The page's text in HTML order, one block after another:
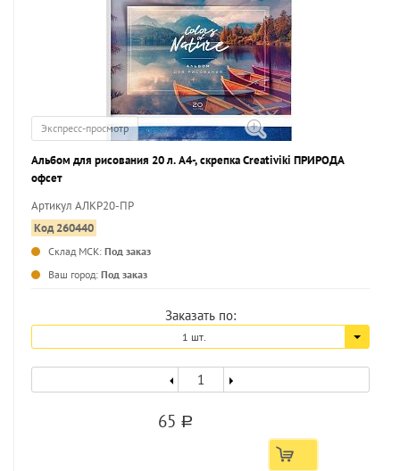
Экспресс-просмотр
Альбом для рисования 20 л. А4-, скрепка Creativiki ПРИРОДА
офсет
Артикул АЛКР20-ПР
Код 260440
Склад МСК: Под заказ
Ваш город: Под заказ
Заказать по:
1 шт.
65 a